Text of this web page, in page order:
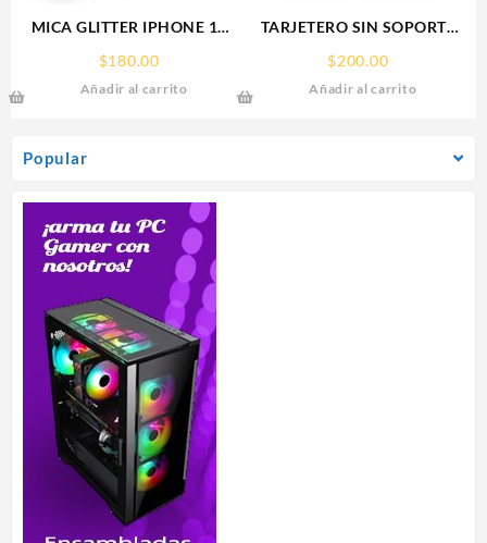
Popular
MICA GLITTER IPHONE 17
PRO MAX/IP 16PROMAX
GLITTER FRAME
RHINOGLASS
$180.00
Añadir al carrito
TARJETERO SIN SOPORTE
MAGSAFE FOR IPHONE
LEATHER WALLET MAGSAFE
$200.00
Añadir al carrito